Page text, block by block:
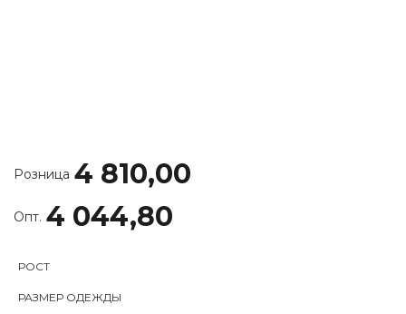
Розница 4 810,00
Опт. 4 044,80
РОСТ
РАЗМЕР ОДЕЖДЫ